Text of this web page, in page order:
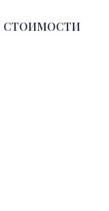
СТОИМОСТИ